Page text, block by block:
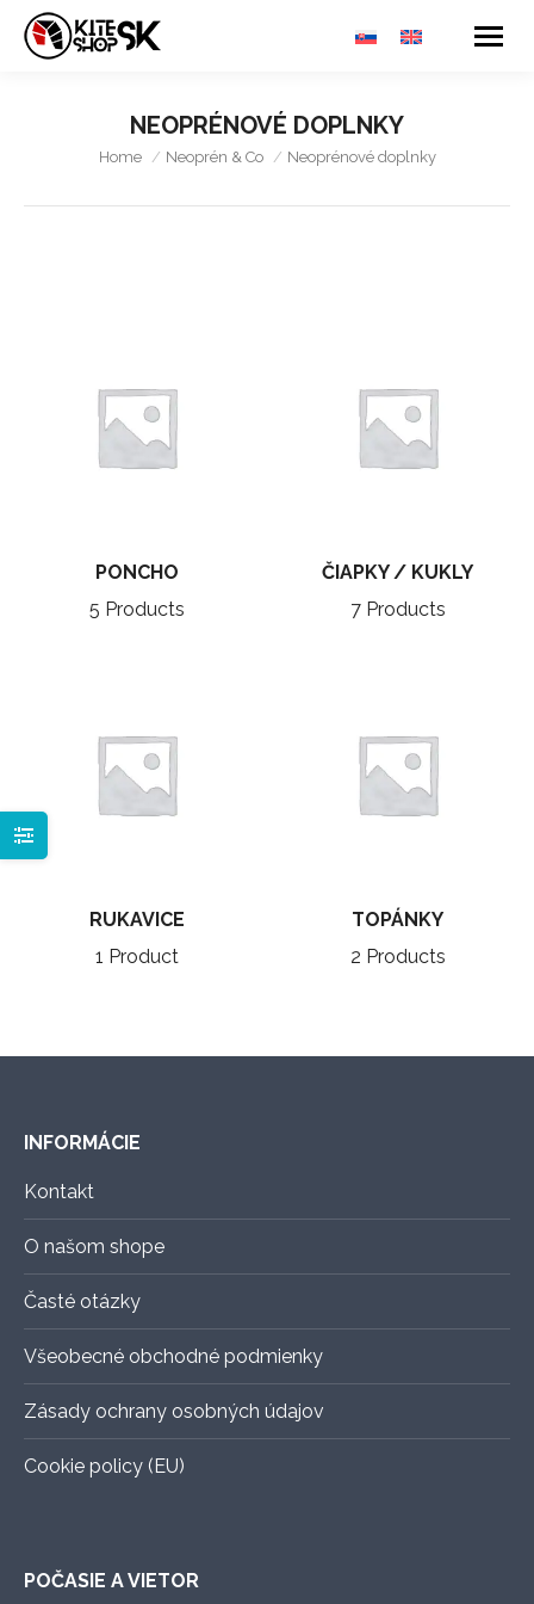
NEOPRÉNOVÉ DOPLNKY
You are here:
Home Neoprén & Co Neoprénové doplnky
PONCHO
5 Products
ČIAPKY / KUKLY
7 Products
RUKAVICE
1 Product
TOPÁNKY
2 Products
INFORMÁCIE
Kontakt
O našom shope
Časté otázky
Všeobecné obchodné podmienky
Zásady ochrany osobných údajov
Cookie policy (EU)
POČASIE A VIETOR